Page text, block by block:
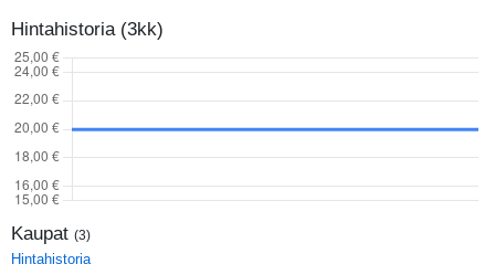
Hintahistoria (3kk)
Kaupat (3)
Hintahistoria